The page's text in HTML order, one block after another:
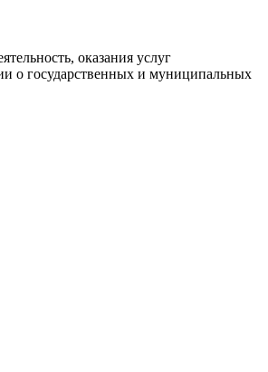
оказания услуг
о государственных и муниципальных